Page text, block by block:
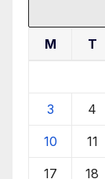
M T
3 4
10 11
17 18